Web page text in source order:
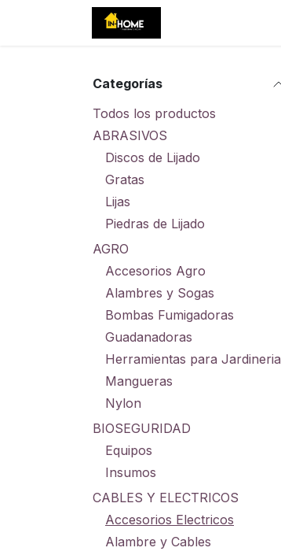
Categorías
Todos los productos
ABRASIVOS
Discos de Lijado
Gratas
Lijas
Piedras de Lijado
AGRO
Accesorios Agro
Alambres y Sogas
Bombas Fumigadoras
Guadanadoras
Herramientas para Jardineria
Mangueras
Nylon
BIOSEGURIDAD
Equipos
Insumos
CABLES Y ELECTRICOS
Accesorios Electricos
Alambre y Cables